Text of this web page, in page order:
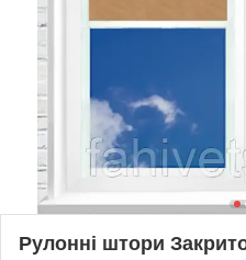
Рулонні штори